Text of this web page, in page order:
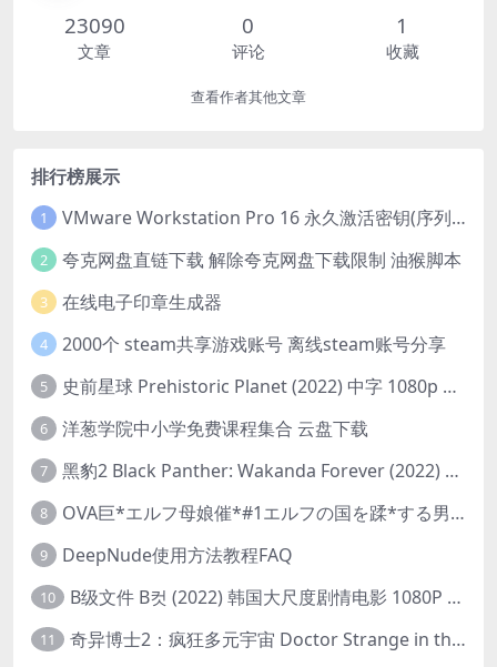
23090
文章
0
评论
1
收藏
查看作者其他文章
排行榜展示
1 VMware Workstation Pro 16 永久激活密钥(序列号)
2 夸克网盘直链下载 解除夸克网盘下载限制 油猴脚本
3 在线电子印章生成器
4 2000个 steam共享游戏账号 离线steam账号分享
5 史前星球 Prehistoric Planet (2022) 中字 1080p 高清 阿里云盘 2022.5.27已更新全集
6 洋葱学院中小学免费课程集合 云盘下载
7 黑豹2 Black Panther: Wakanda Forever (2022) 高清版
8 OVA巨*エルフ母娘催*#1エルフの国を蹂*する男。汚された女王と姫
9 DeepNude使用方法教程FAQ
10 B级文件 B컷 (2022) 韩国大尺度剧情电影 1080P 中字
11 奇异博士2：疯狂多元宇宙 Doctor Strange in the Multiverse of Madness (2022) 高清版1080p